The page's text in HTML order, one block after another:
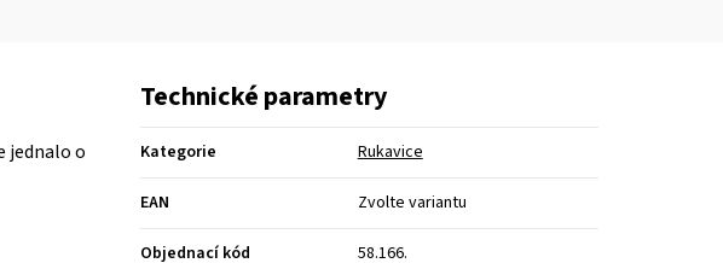
jednalo o
Technické parametry
Kategorie Rukavice
EAN Zvolte variantu
Objednací kód 58.166.